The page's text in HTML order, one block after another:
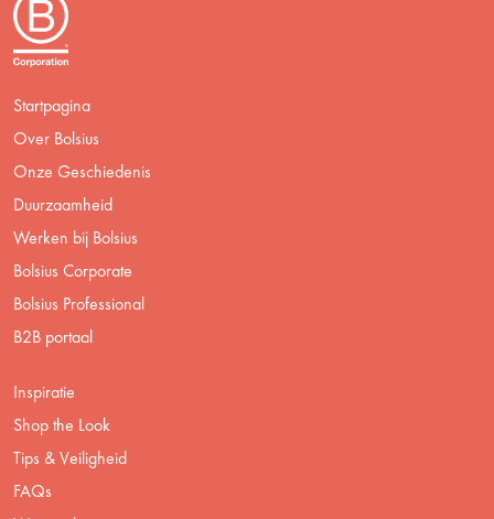
Startpagina
Over Bolsius
Onze Geschiedenis
Duurzaamheid
Werken bij Bolsius
Bolsius Corporate
Bolsius Professional
B2B portaal
Inspiratie
Shop the Look
Tips & Veiligheid
FAQs